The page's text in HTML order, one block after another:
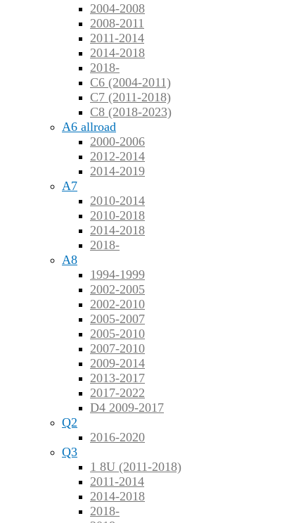
2004-2008
2008-2011
2011-2014
2014-2018
2018-
C6 (2004-2011)
C7 (2011-2018)
C8 (2018-2023)
A6 allroad
2000-2006
2012-2014
2014-2019
A7
2010-2014
2010-2018
2014-2018
2018-
A8
1994-1999
2002-2005
2002-2010
2005-2007
2005-2010
2007-2010
2009-2014
2013-2017
2017-2022
D4 2009-2017
Q2
2016-2020
Q3
1 8U (2011-2018)
2011-2014
2014-2018
2018-